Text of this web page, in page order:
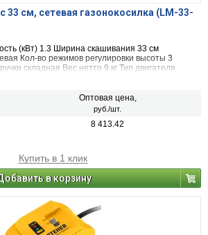
33 cм, сетевая газонокосилка (LM-33-
(кВт) 1.3 Ширина скашивания 33 см
Кол-во режимов регулировки высоты 3
складная Вес нетто 9 кг Тип двигателя
Оптовая цена,
руб./шт.
8 413.42
Купить в 1 клик
в корзину